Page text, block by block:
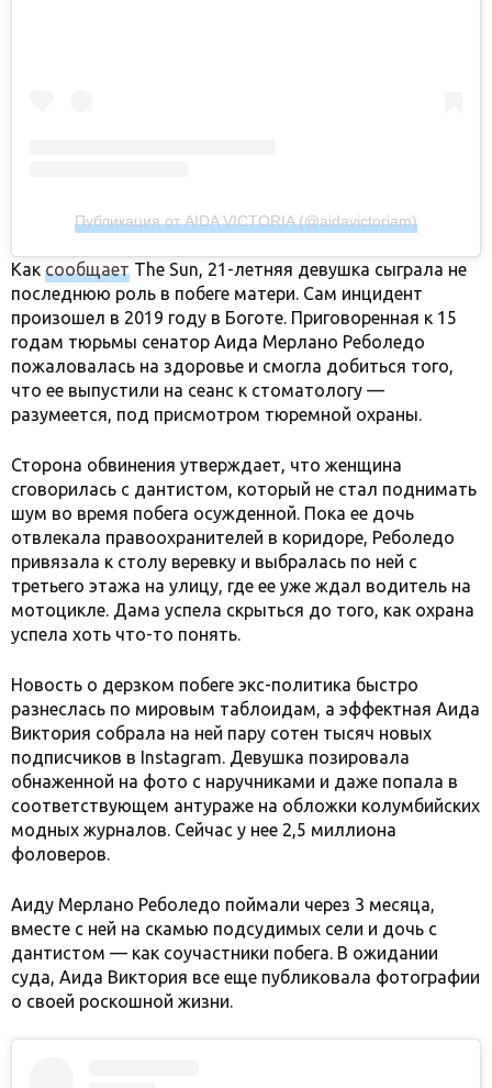
Публикация от AIDA VICTORIA (@aidavictoriam)
Как сообщает The Sun, 21-летняя девушка сыграла не
последнюю роль в побеге матери. Сам инцидент
произошел в 2019 году в Боготе. Приговоренная к 15
годам тюрьмы сенатор Аида Мерлано Реболедо
пожаловалась на здоровье и смогла добиться того,
что ее выпустили на сеанс к стоматологу —
разумеется, под присмотром тюремной охраны.
Сторона обвинения утверждает, что женщина
сговорилась с дантистом, который не стал поднимать
шум во время побега осужденной. Пока ее дочь
отвлекала правоохранителей в коридоре, Реболедо
привязала к столу веревку и выбралась по ней с
третьего этажа на улицу, где ее уже ждал водитель на
мотоцикле. Дама успела скрыться до того, как охрана
успела хоть что-то понять.
Новость о дерзком побеге экс-политика быстро
разнеслась по мировым таблоидам, а эффектная Аида
Виктория собрала на ней пару сотен тысяч новых
подписчиков в Instagram. Девушка позировала
обнаженной на фото с наручниками и даже попала в
соответствующем антураже на обложки колумбийских
модных журналов. Сейчас у нее 2,5 миллиона
фоловеров.
Аиду Мерлано Реболедо поймали через 3 месяца,
вместе с ней на скамью подсудимых сели и дочь с
дантистом — как соучастники побега. В ожидании
суда, Аида Виктория все еще публиковала фотографии
о своей роскошной жизни.